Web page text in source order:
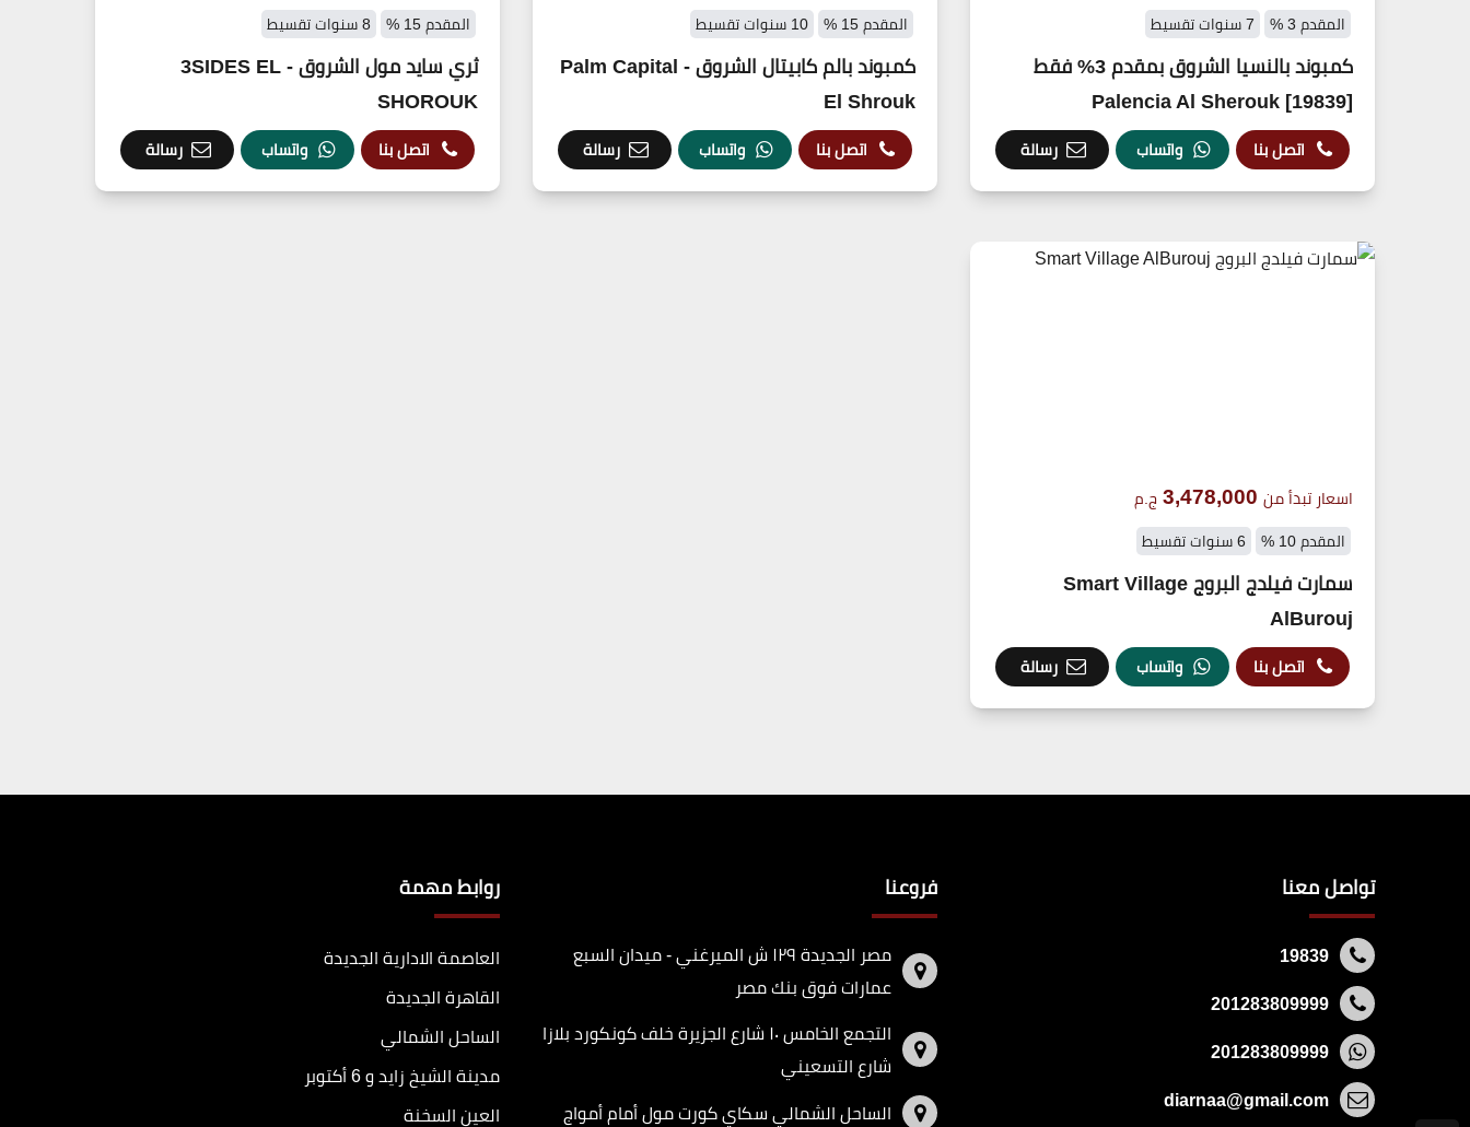
المقدم 3 % 7 سنوات تقسيط
كمبوند بالنسيا الشروق بمقدم 3% فقط
[19839] Palencia Al Sherouk
اتصل بنا واتساب رسالة
المقدم 15 % 10 سنوات تقسيط
كمبوند بالم كابيتال الشروق - Palm Capital
El Shrouk
اتصل بنا واتساب رسالة
المقدم 15 % 8 سنوات تقسيط
ثري سايد مول الشروق - 3SIDES EL
SHOROUK
اتصل بنا واتساب رسالة
اسعار تبدأ من 3,478,000 ج.م
المقدم 10 % 6 سنوات تقسيط
سمارت فيلدج البروج Smart Village
AlBurouj
اتصل بنا واتساب رسالة
تواصل معنا
19839
201283809999
201283809999
diarnaa@gmail.com
فروعنا
مصر الجديدة ١٢٩ ش الميرغني - ميدان السبع
عمارات فوق بنك مصر
التجمع الخامس ١٠ شارع الجزيرة خلف كونكورد بلازا
شارع التسعيني
الساحل الشمالي سكاي كورت مول أمام أمواج
روابط مهمة
العاصمة الادارية الجديدة
القاهرة الجديدة
الساحل الشمالي
مدينة الشيخ زايد و 6 أكتوبر
العين السخنة